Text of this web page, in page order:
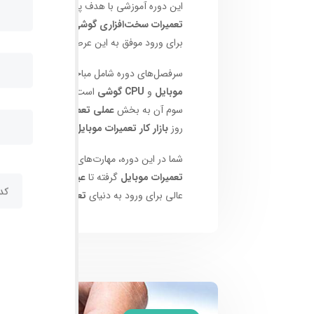
این دوره آموزشی با هدف پاسخگویی به تقاضای
تعمیرات سخت‌افزاری گوشی‌های اندروید
برای ورود موفق به این عرصه آماده می‌کند.
سرفصل‌های دوره شامل مباحث پایه
موبایل و CPU گوشی است. تمامی مباحث از
سوم آن به بخشعملی تعمیرات موبایل
روز بازار کار تعمیرات موبایل
شما در این دوره، مهارت‌های لازم برای تبدیل
تعمیرات موبایل گرفته تاعیب‌یابی پیشرفته برد
عالی برای ورود به دنیای تعمیرات تخصصی